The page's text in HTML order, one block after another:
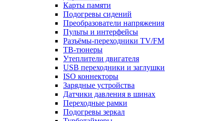
Карты памяти
Подогревы сидений
Преобразователи напряжения
Пульты и интерфейсы
Разъёмы-переходники TV/FM
ТВ-тюнеры
Утеплители двигателя
USB переходники и заглушки
ISO коннекторы
Зарядные устройства
Датчики давления в шинах
Переходные рамки
Подогревы зеркал